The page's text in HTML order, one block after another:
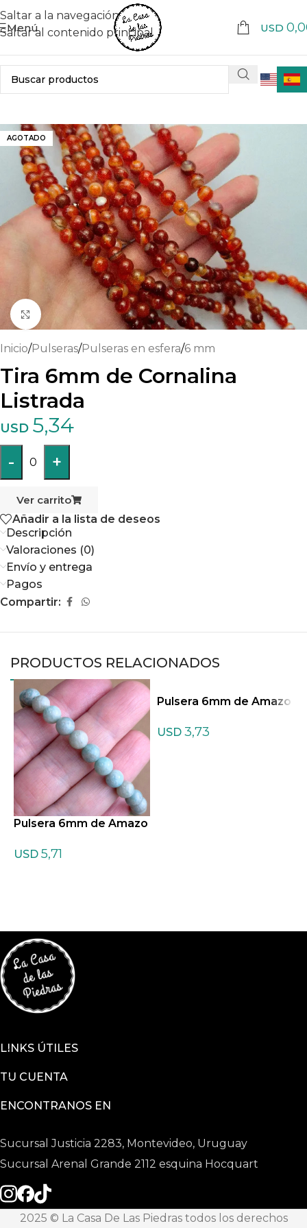
Saltar a la navegación
Saltar al contenido principal
Menú USD
AGOTADO
Haga clic para ampliar
Inicio/Pulseras/Pulseras en esfera/6 mm
Tira 6mm de Cornalina
Listrada
USD 5,34
- 0 +
Ver carrito
Añadir a la lista de deseos
Descripción
Valoraciones (0)
Envío y entrega
Pagos
Compartir:
PRODUCTOS RELACIONADOS
Pulsera 6mm de Amazo
USD 5,71
Pulsera 6mm de Amazo
USD 3,73
LINKS ÚTILES
TU CUENTA
ENCONTRANOS EN
Sucursal Justicia 2283, Montevideo, Uruguay
Sucursal Arenal Grande 2112 esquina Hocquart
2025 © La Casa De Las Piedras todos los derechos